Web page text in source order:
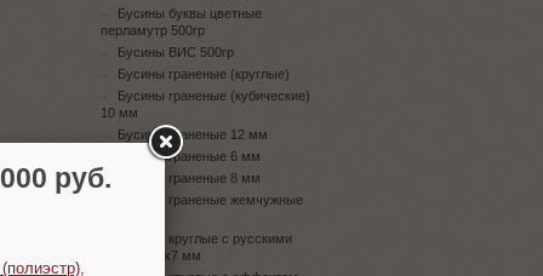
Бусины буквы цветные
перламутр 500гр
Бусины ВИС 500гр
Бусины граненые (круглые)
Бусины граненые (кубические)
10 мм
Бусины граненые 12 мм
Бусины граненые 6 мм
Бусины граненые 8 мм
Бусины граненые жемчужные
Бусины круглые с русскими
буквами 4х7 мм
руб.